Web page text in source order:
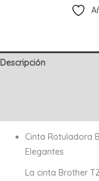
Descripción
Cinta Rotuladora
Elegantes
La cinta Brother